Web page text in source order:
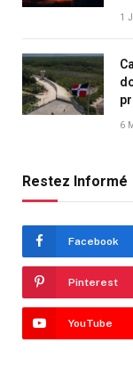
1
6
Restez Informé
Facebook
Pinterest
YouTube